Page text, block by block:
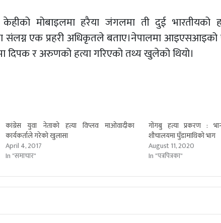
मोबाइलमा हरैया जंगलमा ती दुई भारतीयको
संलग्न एक प्रहरी अधिकृतले बताए।नेपालमा
दिपक र अरुणको हत्या गरिएको तथ्य खुलेको थियो।
कांग्रेस युवा नेताको हत्या विप्लव माओवादीका
कार्यकर्ताले गरेको खुलासा
April 4, 2017
In "समाचार"
गोंगबु हत्या प्रकरण :
शौचालयमा घुँडामाथिको भाग
August 11, 2020
In "पत्रपित्रका"